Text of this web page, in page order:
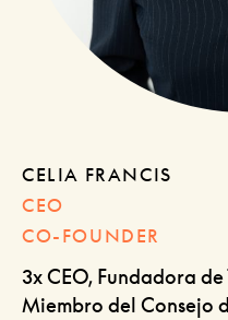
CELIA FRANCIS
CEO
CO-FOUNDER
3x CEO, Fundadora de
Miembro del Consejo